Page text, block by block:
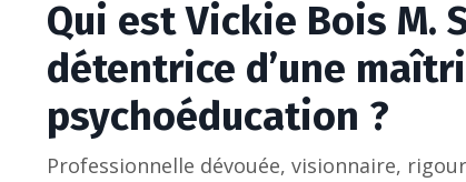
Qui est Vickie Bois M.
détentrice d’une
psychoéducation ?
Professionnelle dévouée, visionnaire,